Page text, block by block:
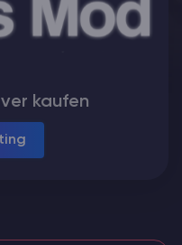
kaufen